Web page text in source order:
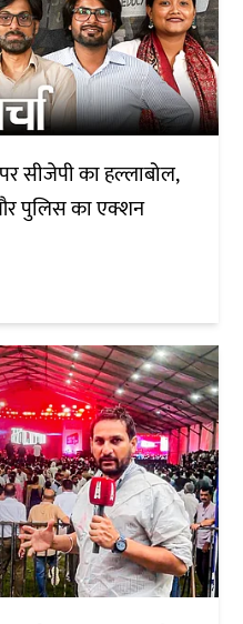
सीजेपी का हल्लाबोल,
पुलिस का एक्शन